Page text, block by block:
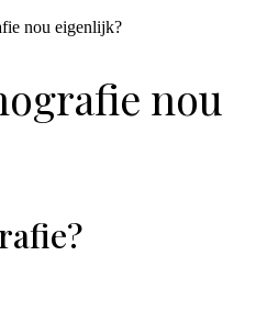
nou eigenlijk?
nou